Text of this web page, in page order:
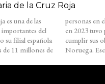
de la Cruz Roja
es una de las
del
su filial española
de 11 millones de
mundo, pero
problemas para
objetivos en
Noruega.